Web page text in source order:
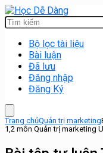
Bộ lọc tài liệu
Bài luận
Đã lưu
Đăng nhập
Đăng Ký
Trang chủQuản trị marketing
1,2 môn Quản trị marketing